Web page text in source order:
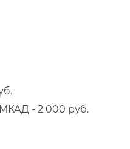
- 2 000 руб.